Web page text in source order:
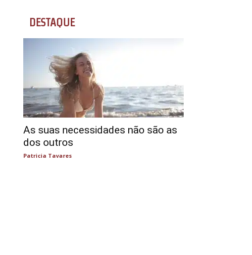
DESTAQUE
As suas necessidades não são as
dos outros
Patricia Tavares